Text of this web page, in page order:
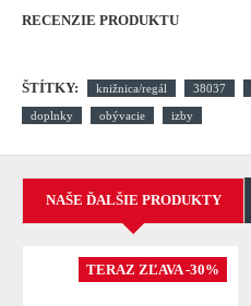
RECENZIE PRODUKTU
ŠTÍTKY: knižnica/regál 38037
doplnky obývacie izby
NAŠE ĎALŠIE PRODUKTY
TERAZ ZĽAVA -30%